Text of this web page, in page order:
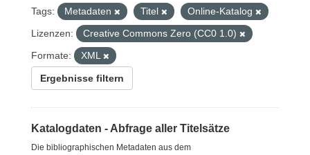
Tags: Metadaten Titel
Online-Katalog
Lizenzen:
Creative Commons Zero (CC0 1.0)
Formate:
XML
Ergebnisse filtern
Katalogdaten - Abfrage aller Titelsätze
Die bibliographischen Metadaten aus dem